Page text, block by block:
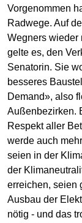
Vorgenommen
Radwege. Auf
Wegners wieder
gelte es, den
Senatorin. Sie
besseres
Demand», also
Außenbezirken.
Respekt aller
werde auch
seien in der
der
erreichen, seien
Ausbau der
nötig - und das